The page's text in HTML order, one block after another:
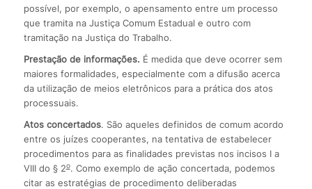
possível, por exemplo, o apensamento entre um processo
que tramita na Justiça Comum Estadual e outro com
tramitação na Justiça do Trabalho.
Prestação de informações. É medida que deve ocorrer sem
maiores formalidades, especialmente com a difusão acerca
da utilização de meios eletrônicos para a prática dos atos
processuais.
Atos concertados. São aqueles definidos de comum acordo
entre os juízes cooperantes, na tentativa de estabelecer
procedimentos para as finalidades previstas nos incisos I a
VIII do § 2o. Como exemplo de ação concertada, podemos
citar as estratégias de procedimento deliberadas